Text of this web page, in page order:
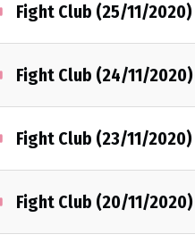
Fight Club (25/11/2020)
Fight Club (24/11/2020)
Fight Club (23/11/2020)
Fight Club (20/11/2020)